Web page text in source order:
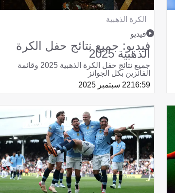
الكرة الذهبية
فيديو
فيديو: جميع نتائج حفل الكرة
الذهبية 2025
جميع نتائج حفل الكرة الذهبية 2025 وقائمة
الفائزين بكل الجوائز
16:5922 سبتمبر 2025